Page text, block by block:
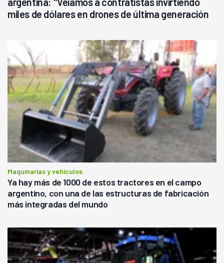
miles de dólares en drones de última generación
Maquinarias y vehículos
Ya hay más de 1000 de estos tractores en el campo
argentino, con una de las estructuras de fabricación
más integradas del mundo